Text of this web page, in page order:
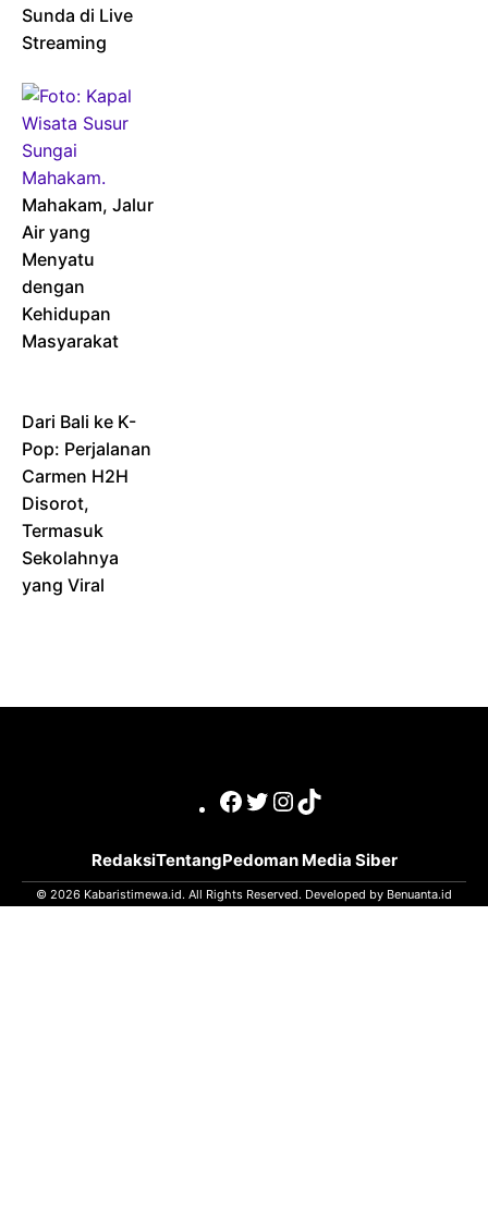
Sunda di Live
Streaming
Mahakam, Jalur
Air yang
Menyatu
dengan
Kehidupan
Masyarakat
Dari Bali ke K-
Pop: Perjalanan
Carmen H2H
Disorot,
Termasuk
Sekolahnya
yang Viral
Facebook
Twitter
Instagram
TikTok
RedaksiTentangPedoman Media Siber
© 2026 Kabaristimewa.id. All Rights Reserved. Developed by Benuanta.id